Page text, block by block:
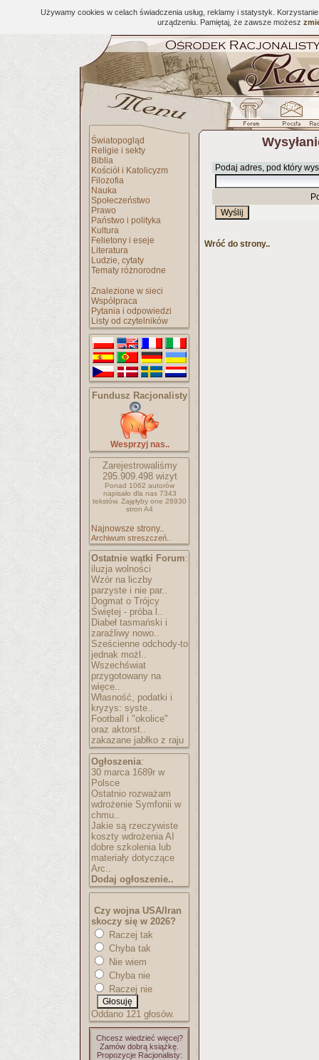
Używamy cookies w celach świadczenia usług, reklamy i statystyk.
urządzeniu. Pamiętaj, że zawsze możesz
Światopogląd
Religie i sekty
Biblia
Kościół i Katolicyzm
Filozofia
Nauka
Społeczeństwo
Prawo
Państwo i polityka
Kultura
Felietony i eseje
Literatura
Ludzie, cytaty
Tematy różnorodne
Znalezione w sieci
Współpraca
Pytania i odpowiedzi
Listy od czytelników
Fundusz Racjonalisty
Wesprzyj nas..
Zarejestrowaliśmy
295.909.498wizyt
Ponad 1062 autorów
napisało dla nas 7343
tekstów. Zajęłyby one 28930
stron A4
Najnowsze strony..
Archiwum streszczeń..
Ostatnie wątki Forum:
iluzja wolności
Wzór na liczby
parzyste i nie par..
Dogmat o Trójcy
Świętej - próba l..
Diabeł tasmański i
zaraźliwy nowo..
Sześcienne odchody-to
jednak możl..
Wszechświat
przygotowany na
więce..
Własność, podatki i
kryzys: syste..
Football i "okolice"
oraz aktorst..
zakazane jabłko z raju
Ogłoszenia:
30 marca 1689r w
Polsce
Ostatnio rozważam
wdrożenie Symfonii w
chmu..
Jakie są rzeczywiste
koszty wdrożenia AI
dobre szkolenia lub
materiały dotyczące
Arc..
Dodaj ogłoszenie..
Czy wojna USA/Iran
skoczy się w 2026?
Raczej tak
Chyba tak
Nie wiem
Chyba nie
Raczej nie
Oddano 121 głosów.
Chcesz wiedzieć więcej?
Zamów dobrą książkę.
Propozycje Racjonalisty:
Podaj adres, pod który
Wróć do strony..